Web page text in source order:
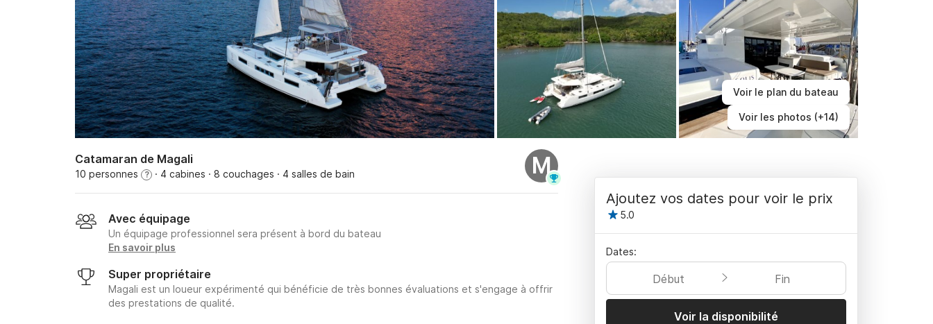
Voir le plan du bateau
Voir les photos (+14)
Catamaran de Magali
10 personnes ? · 4 cabines · 8 couchages · 4 salles de bain M
Avec équipage
Un équipage professionnel sera présent à bord du bateau
En savoir plus
Super propriétaire
Magali est un loueur expérimenté qui bénéficie de très bonnes évaluations et s'engage à offrir
des prestations de qualité.
Ajoutez vos dates pour voir le prix
5.0
Dates:
Début Fin
Voir la disponibilité